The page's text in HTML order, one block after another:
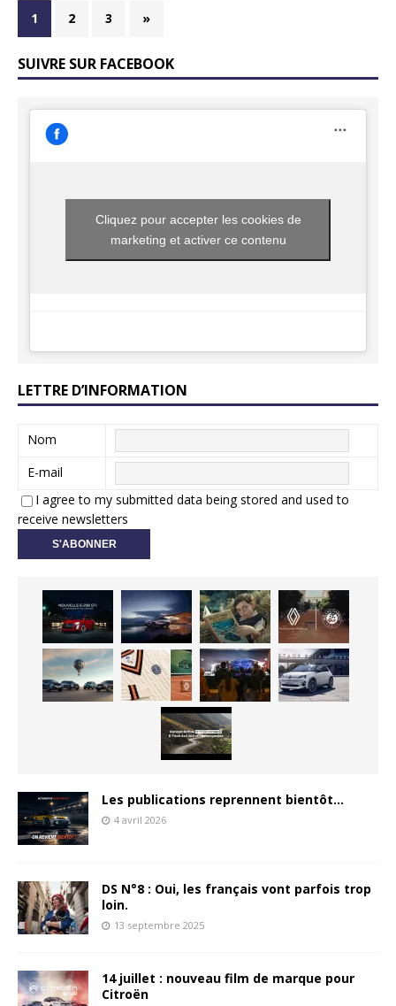
1 2 3 »
SUIVRE SUR FACEBOOK
Cliquez pour accepter les cookies de
marketing et activer ce contenu
LETTRE D’INFORMATION
Nom
E-mail
I agree to my submitted data being stored and used to
receive newsletters
Les publications reprennent bientôt…
4 avril 2026
DS N°8 : Oui, les français vont parfois trop
loin.
13 septembre 2025
14 juillet : nouveau film de marque pour
Citroën